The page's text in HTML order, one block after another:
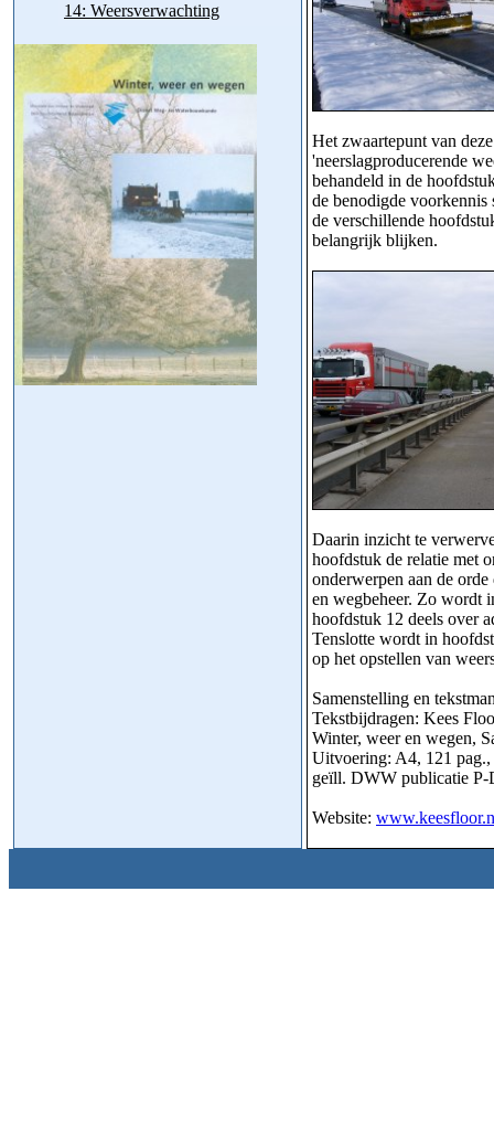
14: Weersverwachting
Het zwaartepunt van
'neerslagproducerende
behandeld in de
de benodigde
de verschillende
belangrijk blijken.
Daarin inzicht te
hoofdstuk de relatie met
onderwerpen aan de
en wegbeheer. Zo wordt
hoofdstuk 12 deels over
Tenslotte wordt in
op het opstellen van
Samenstelling en
Tekstbijdragen: Kees
Winter, weer en wegen,
Uitvoering: A4, 121 pag.,
geïll. DWW publicatie
Website: